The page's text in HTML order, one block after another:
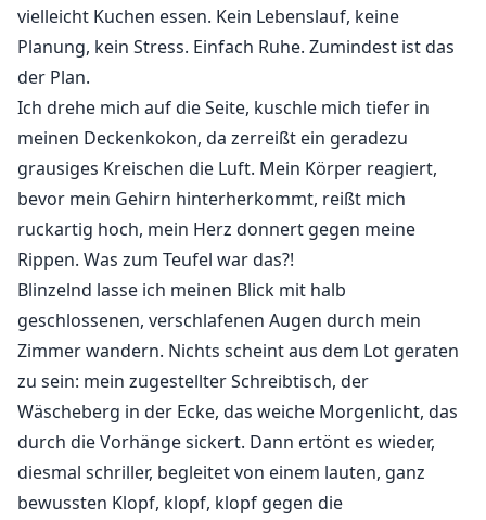
vielleicht Kuchen essen. Kein Lebenslauf, keine
Planung, kein Stress. Einfach Ruhe. Zumindest ist das
der Plan.
Ich drehe mich auf die Seite, kuschle mich tiefer in
meinen Deckenkokon, da zerreißt ein geradezu
grausiges Kreischen die Luft. Mein Körper reagiert,
bevor mein Gehirn hinterherkommt, reißt mich
ruckartig hoch, mein Herz donnert gegen meine
Rippen. Was zum Teufel war das?!
Blinzelnd lasse ich meinen Blick mit halb
geschlossenen, verschlafenen Augen durch mein
Zimmer wandern. Nichts scheint aus dem Lot geraten
zu sein: mein zugestellter Schreibtisch, der
Wäscheberg in der Ecke, das weiche Morgenlicht, das
durch die Vorhänge sickert. Dann ertönt es wieder,
diesmal schriller, begleitet von einem lauten, ganz
bewussten Klopf, klopf, klopf gegen die